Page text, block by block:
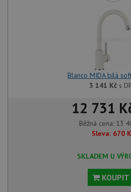
Blanco MIDA bílá
3 141 Kčs
12 731
Běžná cena: 13
Sleva: 670
SKLADEM U
KOUPIT